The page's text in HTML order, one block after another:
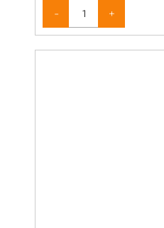
- +